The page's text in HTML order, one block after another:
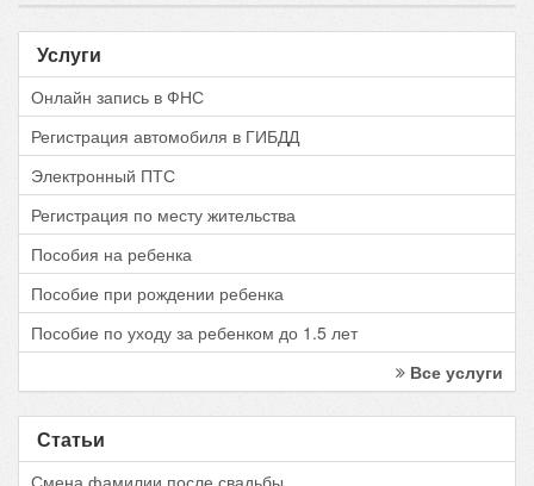
Услуги
Онлайн запись в ФНС
Регистрация автомобиля в ГИБДД
Электронный ПТС
Регистрация по месту жительства
Пособия на ребенка
Пособие при рождении ребенка
Пособие по уходу за ребенком до 1.5 лет
Все услуги
Статьи
Смена фамилии после свадьбы